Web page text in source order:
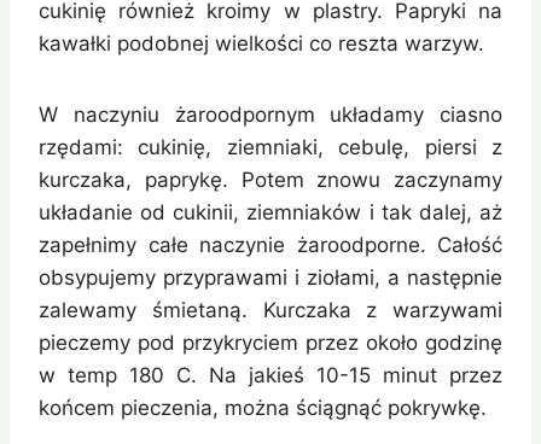
cukinię również kroimy w plastry. Papryki na
kawałki podobnej wielkości co reszta warzyw.
W naczyniu żaroodpornym układamy ciasno
rzędami: cukinię, ziemniaki, cebulę, piersi z
kurczaka, paprykę. Potem znowu zaczynamy
układanie od cukinii, ziemniaków i tak dalej, aż
zapełnimy całe naczynie żaroodporne. Całość
obsypujemy przyprawami i ziołami, a następnie
zalewamy śmietaną. Kurczaka z warzywami
pieczemy pod przykryciem przez około godzinę
w temp 180 C. Na jakieś 10-15 minut przez
końcem pieczenia, można ściągnąć pokrywkę.